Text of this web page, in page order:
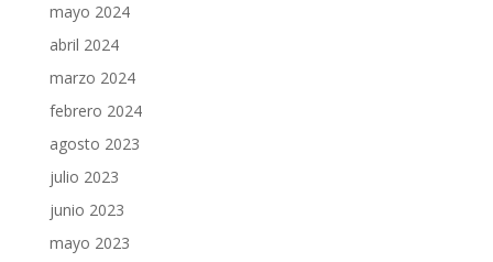
mayo 2024
abril 2024
marzo 2024
febrero 2024
agosto 2023
julio 2023
junio 2023
mayo 2023